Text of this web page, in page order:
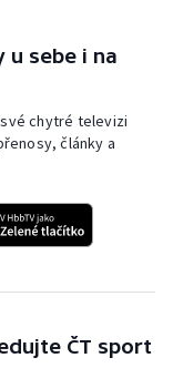
sebe i na
své chytré televizi
články a
ČT sport